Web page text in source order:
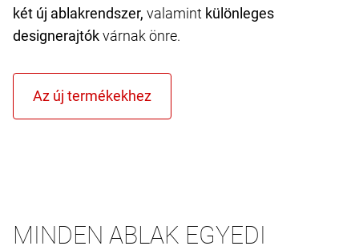
két új ablakrendszer, valamint különleges
designerajtókvárnak önre.
MINDEN ABLAK EGYEDI